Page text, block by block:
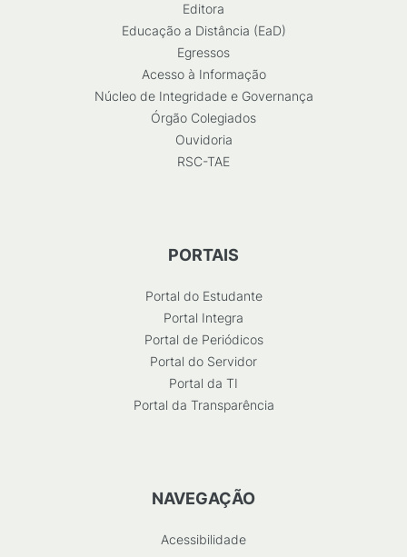
Editora
Educação a Distância (EaD)
Egressos
Acesso à Informação
Núcleo de Integridade e Governança
Órgão Colegiados
Ouvidoria
RSC-TAE
PORTAIS
Portal do Estudante
Portal Integra
Portal de Periódicos
Portal do Servidor
Portal da TI
Portal da Transparência
NAVEGAÇÃO
Acessibilidade